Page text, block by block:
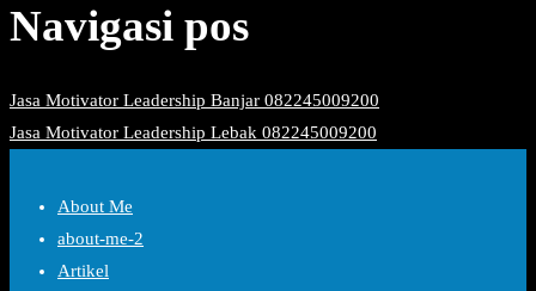
Navigasi pos
Jasa Motivator Leadership Banjar 082245009200
Jasa Motivator Leadership Lebak 082245009200
About Me
about-me-2
Artikel